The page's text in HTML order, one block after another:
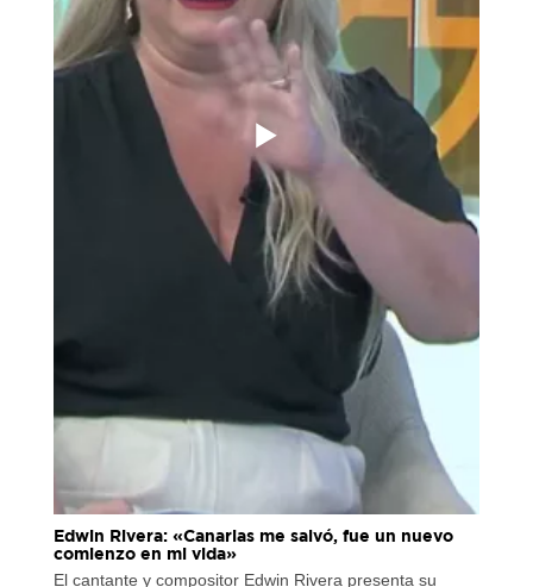
Edwin Rivera: «Canarias me salvó, fue un nuevo
comienzo en mi vida»
El cantante y compositor Edwin Rivera presenta su